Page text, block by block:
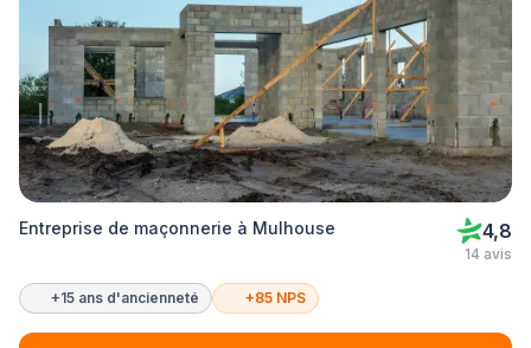
Entreprise de maçonnerie à Mulhouse 4,8
14 avis
+15 ans d'ancienneté +85 NPS